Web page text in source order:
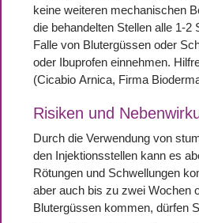
keine weiteren mechanischen
die behandelten Stellen alle 1-
Falle von Blutergüssen oder
oder Ibuprofen einnehmen.
(Cicabio Arnica, Firma
Risiken und
Durch die Verwendung von
den Injektionsstellen kann es
Rötungen und Schwellungen
aber auch bis zu zwei Wochen
Blutergüssen kommen, dürfen